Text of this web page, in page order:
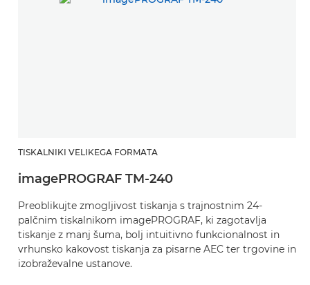
TISKALNIKI VELIKEGA FORMATA
imagePROGRAF TM-240
Preoblikujte zmogljivost tiskanja s trajnostnim 24-
palčnim tiskalnikom imagePROGRAF, ki zagotavlja
tiskanje z manj šuma, bolj intuitivno funkcionalnost in
vrhunsko kakovost tiskanja za pisarne AEC ter trgovine in
izobraževalne ustanove.